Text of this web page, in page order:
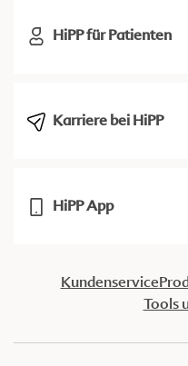
HiPP für Patienten
Karriere bei HiPP
HiPP App
Kundenservice
Tools